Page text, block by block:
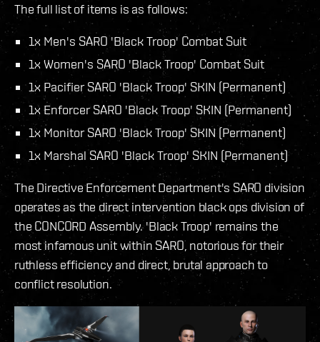
The full list of items is as follows:
1x Men's SARO 'Black Troop' Combat Suit
1x Women's SARO 'Black Troop' Combat Suit
1x Pacifier SARO 'Black Troop' SKIN (Permanent)
1x Enforcer SARO 'Black Troop' SKIN (Permanent)
1x Monitor SARO 'Black Troop' SKIN (Permanent)
1x Marshal SARO 'Black Troop' SKIN (Permanent)
The Directive Enforcement Department's SARO division
operates as the direct intervention black ops division of
the CONCORD Assembly. 'Black Troop' remains the
most infamous unit within SARO, notorious for their
ruthless efficiency and direct, brutal approach to
conflict resolution.